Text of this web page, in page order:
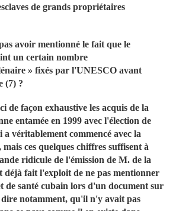
de grands propriétaires
avoir mentionné le fait que le
un certain nombre
» fixés par l'UNESCO avant
(7) ?
de façon exhaustive les acquis de la
entamée en 1999 avec l'élection de
véritablement commencé avec la
ces quelques chiffres suffisent à
ridicule de l'émission de M. de la
fait l'exploit de ne pas mentionner
de santé cubain lors d'un document sur
notamment, qu'il n'y avait pas